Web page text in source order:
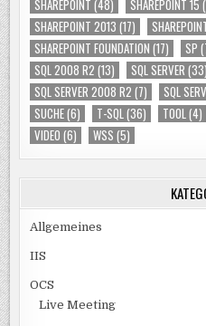
SHAREPOINT (48) SHAREPOINT 15
SHAREPOINT 2013 (17)
SHAREPOINT FOUNDATION (17) SP
SQL 2008 R2 (13) SQL SERVER (33)
SQL SERVER 2008 R2 (7) SQL
SUCHE(6) T-SQL (36) TOOL (4)
VIDEO (6) WSS (5)
Allgemeines
IIS
OCS
Live Meeting